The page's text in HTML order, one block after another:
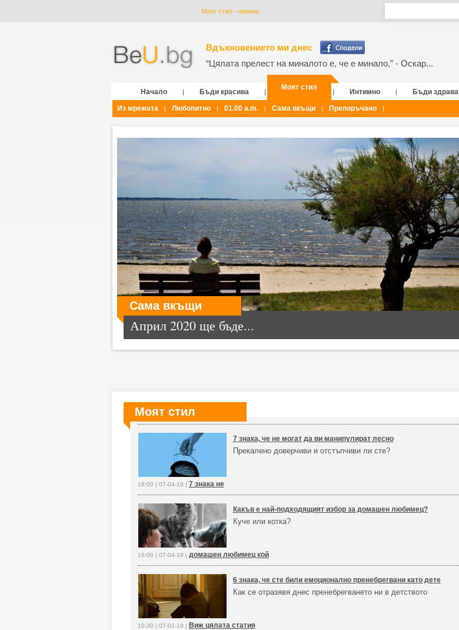
Моят стил - новини
Вдъхновението ми днес
“Цялата прелест на миналото е, че е минало.” - Оскар...
Начало | Бъди красива |
Моят стил
| Интимно | Бъди здрава
Из мрежата
| Любопитно | 01.00 a.m. | Сама вкъщи | Препоръчано |
Сама вкъщи
Април 2020 ще бъде...
Моят стил
7 знака, че не могат да ви манипулират лесно
Прекалено доверчиви и отстъпчиви ли сте?
18:00 | 07-04-19 | 7 знака не
Какъв е най-подходящият избор за домашен любимец?
Куче или котка?
16:00 | 07-04-19 | домашен любимец кой
6 знака, че сте били емоционално пренебрегвани като дете
Как се отразявя днес пренебрегването ни в детството
10:30 | 07-01-19 | Виж цялата статия